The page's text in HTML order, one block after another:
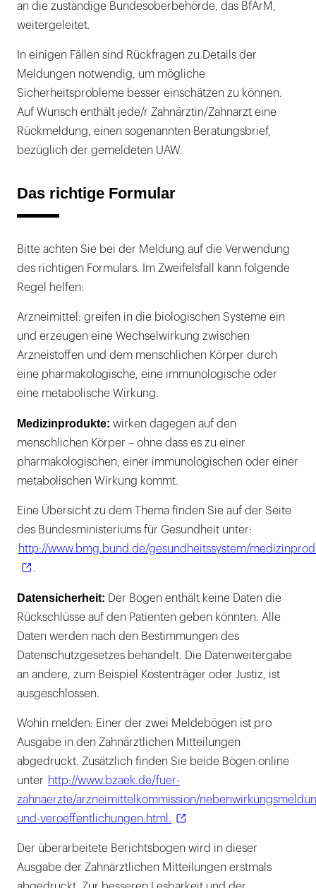
an die zuständige Bundesoberbehörde, das BfArM,
weitergeleitet.
In einigen Fällen sind Rückfragen zu Details der
Meldungen notwendig, um mögliche
Sicherheitsprobleme besser einschätzen zu können.
Auf Wunsch enthält jede/r Zahnärztin/Zahnarzt eine
Rückmeldung, einen sogenannten Beratungsbrief,
bezüglich der gemeldeten UAW.
Das richtige Formular
Bitte achten Sie bei der Meldung auf die Verwendung
des richtigen Formulars. Im Zweifelsfall kann folgende
Regel helfen:
Arzneimittel: greifen in die biologischen Systeme ein
und erzeugen eine Wechselwirkung zwischen
Arzneistoffen und dem menschlichen Körper durch
eine pharmakologische, eine immunologische oder
eine metabolische Wirkung.
Medizinprodukte: wirken dagegen auf den
menschlichen Körper – ohne dass es zu einer
pharmakologischen, einer immunologischen oder einer
metabolischen Wirkung kommt.
Eine Übersicht zu dem Thema finden Sie auf der Seite
des Bundesministeriums für Gesundheit unter:
http://www.bmg.bund.de/gesundheitssystem/
.
Datensicherheit:
Der Bogen enthält keine Daten die
Rückschlüsse auf den Patienten geben könnten. Alle
Daten werden nach den Bestimmungen des
Datenschutzgesetzes behandelt. Die Datenweitergabe
an andere, zum Beispiel Kostenträger oder Justiz, ist
ausgeschlossen.
Wohin melden: Einer der zwei Meldebögen ist pro
Ausgabe in den Zahnärztlichen Mitteilungen
abgedruckt. Zusätzlich finden Sie beide Bögen online
unter http://www.bzaek.de/fuer-
zahnaerzte/arzneimittelkommission/
und-veroeffentlichungen.html.
Der überarbeitete Berichtsbogen wird in dieser
Ausgabe der Zahnärztlichen Mitteilungen erstmals